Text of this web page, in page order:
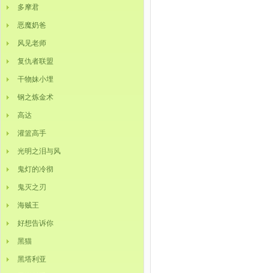
多摩君
恶魔奶爸
风见老师
复仇者联盟
干物妹小埋
钢之炼金术
高达
灌篮高手
光明之泪与风
鬼灯的冷彻
鬼灭之刃
海贼王
好想告诉你
黑猫
黑塔利亚